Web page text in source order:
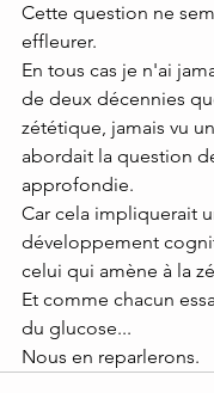
Cette question ne
effleurer.
En tous cas je n'ai
de deux décennies
zététique, jamais vu
abordait la question
approfondie.
Car cela impliquerait
développement
celui qui amène à la
Et comme chacun
du glucose...
Nous en reparlerons.